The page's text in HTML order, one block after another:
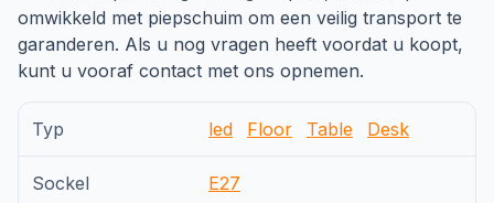
omwikkeld met piepschuim om een veilig transport te
garanderen. Als u nog vragen heeft voordat u koopt,
kunt u vooraf contact met ons opnemen.
Typ led Floor Table Desk
Sockel E27